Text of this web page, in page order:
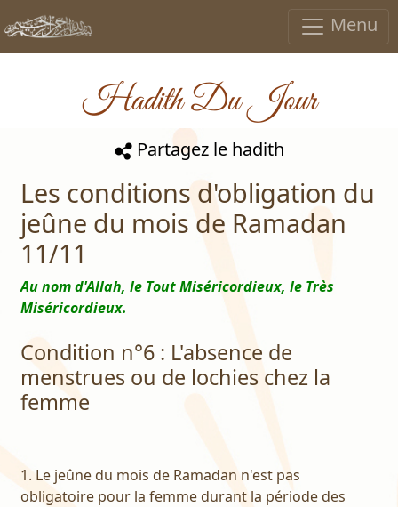
Menu
Hadith Du Jour
Partagez le hadith
Les conditions d'obligation du
jeûne du mois de Ramadan
11/11
Au nom d'Allah, le Tout Miséricordieux, le Très
Miséricordieux.
Condition n°6 : L'absence de
menstrues ou de lochies chez la
femme
1. Le jeûne du mois de Ramadan n'est pas
obligatoire pour la femme durant la période des